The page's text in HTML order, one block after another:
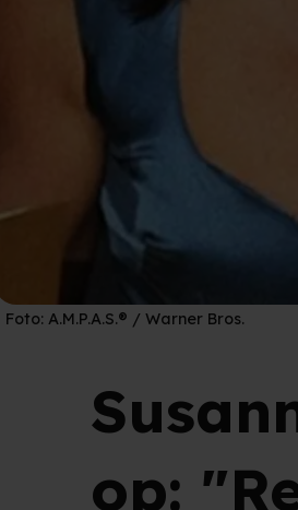
Foto: A.M.P.A.S.® / Warner Bros.
op: